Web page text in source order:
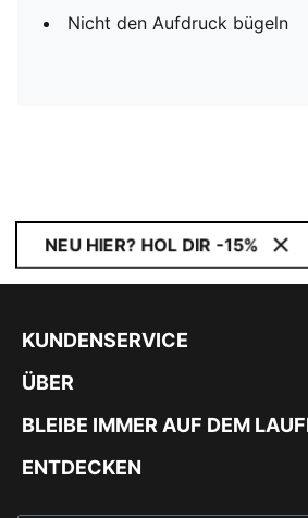
Nicht den Aufdruck bügeln
NEU HIER? HOL DIR -15%
KUNDENSERVICE
ÜBER
BLEIBE IMMER AUF DEM
ENTDECKEN